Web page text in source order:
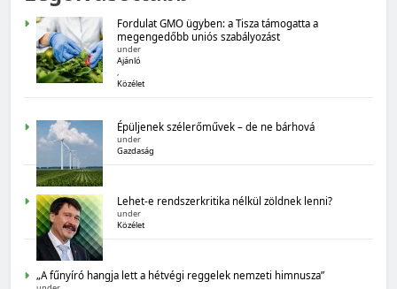
Magyarország számokban: Államadósság
MAGYARORSZÁG SZÁMOKBAN
Magyarország számokban: biogazdálkodás
Fordulat GMO ügyben: a Tisza támogatta a
megengedőbb uniós szabályozást
under
Ajánló
,
Közélet
Épüljenek szélerőművek – de ne bárhová
under
Gazdaság
Lehet-e rendszerkritika nélkül zöldnek lenni?
under
Közélet
„A fűnyíró hangja lett a hétvégi reggelek nemzeti himnusza”